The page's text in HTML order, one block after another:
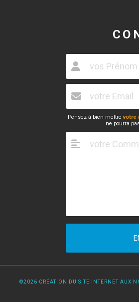
Pensez à bien mettrevotre
ne pourra
©2026 CRÉATION DU SITE INTERNET AUX